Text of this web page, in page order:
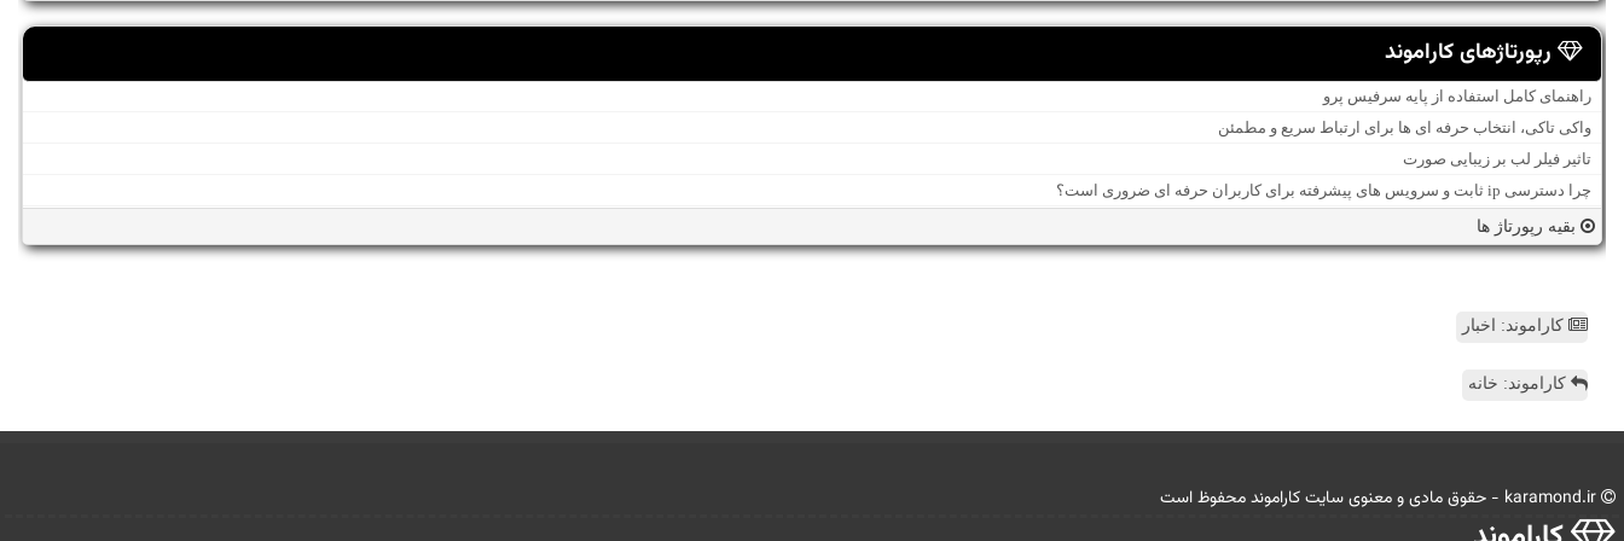
رپورتاژهای کاراموند
راهنمای کامل استفاده از پایه سرفیس پرو
واکی تاکی، انتخاب حرفه ای ها برای ارتباط سریع و مطمئن
تاثیر فیلر لب بر زیبایی صورت
چرا دسترسی ip ثابت و سرویس های پیشرفته برای کاربران حرفه ای ضروری است؟
بقیه رپورتاژ ها
کاراموند: اخبار
کاراموند: خانه